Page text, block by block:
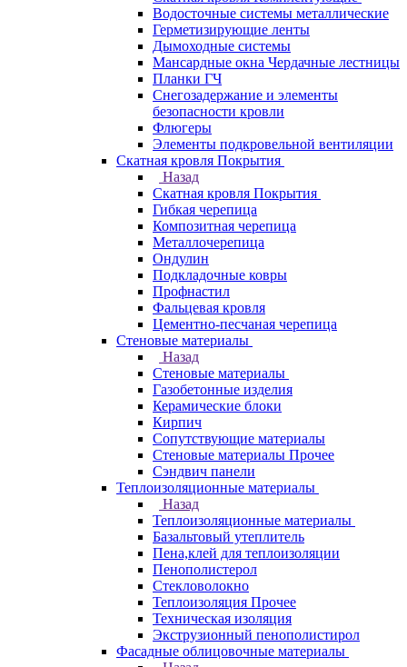
Водосточные системы металлические
Герметизирующие ленты
Дымоходные системы
Мансардные окна Чердачные лестницы
Планки ГЧ
Снегозадержание и элементы
безопасности кровли
Флюгеры
Элементы подкровельной вентиляции
Скатная кровля Покрытия
Назад
Скатная кровля Покрытия
Гибкая черепица
Композитная черепица
Металлочерепица
Ондулин
Подкладочные ковры
Профнастил
Фальцевая кровля
Цементно-песчаная черепица
Стеновые материалы
Назад
Стеновые материалы
Газобетонные изделия
Керамические блоки
Кирпич
Сопутствующие материалы
Стеновые материалы Прочее
Сэндвич панели
Теплоизоляционные материалы
Назад
Теплоизоляционные материалы
Базальтовый утеплитель
Пена,клей для теплоизоляции
Пенополистерол
Стекловолокно
Теплоизоляция Прочее
Техническая изоляция
Экструзионный пенополистирол
Фасадные облицовочные материалы